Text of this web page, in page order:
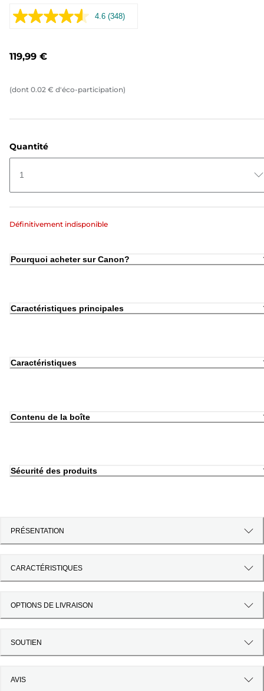
4.6 Lire
page.
(348)
119,99 €
(dont 0.02 € d'éco-participation)
Quantité
1
Définitivement indisponible
Pourquoi acheter sur Canon?
Caractéristiques principales
Caractéristiques
Contenu de la boîte
Sécurité des produits
PRÉSENTATION
CARACTÉRISTIQUES
OPTIONS DE LIVRAISON
SOUTIEN
AVIS